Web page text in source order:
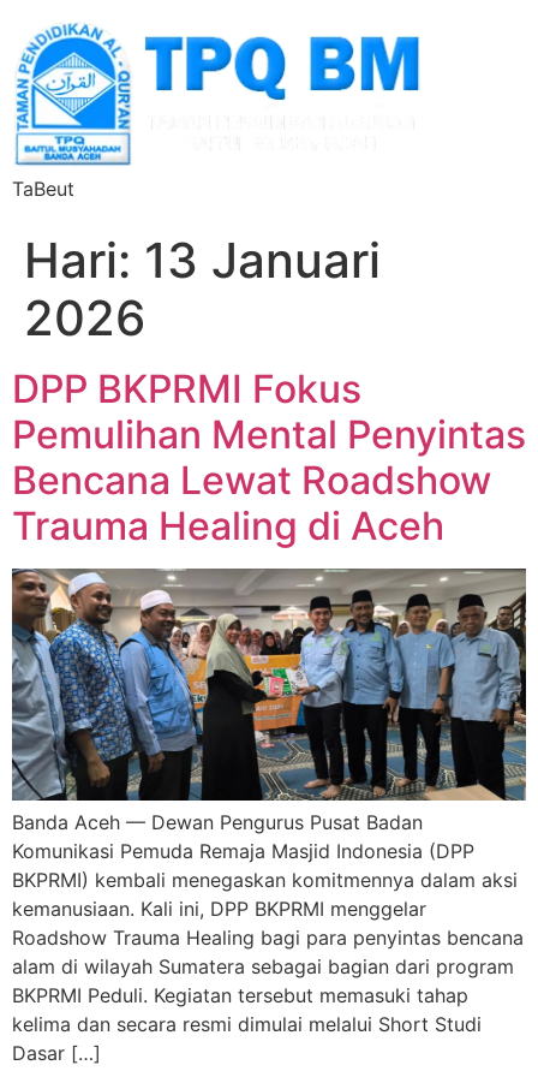
TaBeut
Hari: 13 Januari
2026
DPP BKPRMI Fokus
Pemulihan Mental Penyintas
Bencana Lewat Roadshow
Trauma Healing di Aceh
Banda Aceh — Dewan Pengurus Pusat Badan
Komunikasi Pemuda Remaja Masjid Indonesia (DPP
BKPRMI) kembali menegaskan komitmennya dalam aksi
kemanusiaan. Kali ini, DPP BKPRMI menggelar
Roadshow Trauma Healing bagi para penyintas bencana
alam di wilayah Sumatera sebagai bagian dari program
BKPRMI Peduli. Kegiatan tersebut memasuki tahap
kelima dan secara resmi dimulai melalui Short Studi
Dasar […]